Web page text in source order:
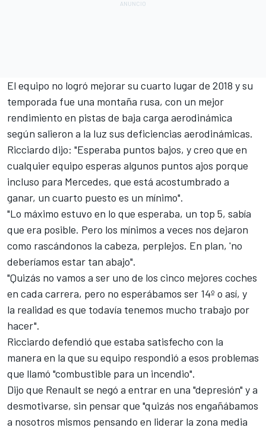
El equipo no logró mejorar su cuarto lugar de 2018 y su
temporada fue una montaña rusa, con un mejor
rendimiento en pistas de baja carga aerodinámica
según salieron a la luz sus deficiencias aerodinámicas.
Ricciardo dijo: "Esperaba puntos bajos, y creo que en
cualquier equipo esperas algunos puntos ajos porque
incluso para Mercedes, que está acostumbrado a
ganar, un cuarto puesto es un mínimo".
"Lo máximo estuvo en lo que esperaba, un top 5, sabía
que era posible. Pero los mínimos a veces nos dejaron
como rascándonos la cabeza, perplejos. En plan, 'no
deberíamos estar tan abajo".
"Quizás no vamos a ser uno de los cinco mejores coches
en cada carrera, pero no esperábamos ser 14º o así, y
la realidad es que todavía tenemos mucho trabajo por
hacer".
Ricciardo defendió que estaba satisfecho con la
manera en la que su equipo respondió a esos problemas
que llamó "combustible para un incendio".
Dijo que Renault se negó a entrar en una "depresión" y a
desmotivarse, sin pensar que "quizás nos engañábamos
a nosotros mismos pensando en liderar la zona media